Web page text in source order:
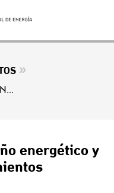
»
ANÁLISIS DEL DESEMPEÑO ENERGÉTICO Y ESTRUCTURAL DE CERRAMIENTOS VIDRIADOS
energético y